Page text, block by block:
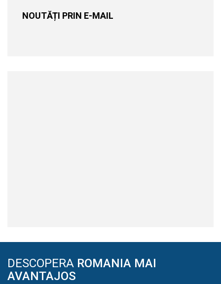
NOUTĂȚI PRIN E-MAIL
DESCOPERA ROMANIA MAI
AVANTAJOS